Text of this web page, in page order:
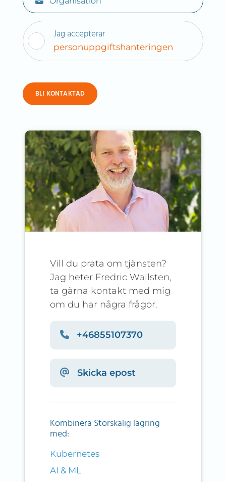
Jag accepterar
personuppgiftshanteringen
BLI KONTAKTAD
Vill du prata om tjänsten?
Jag heter Fredric Wallsten,
ta gärna kontakt med mig
om du har några frågor.
+46855107370
Skicka epost
Kombinera Storskalig lagring
med:
Kubernetes
AI & ML